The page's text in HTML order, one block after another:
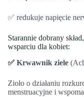
✅ redukuje napięcie
Starannie dobrany
wsparciu dla kobiet:
✅ Krwawnik ziele
Zioło o działaniu
menstruacyjne i